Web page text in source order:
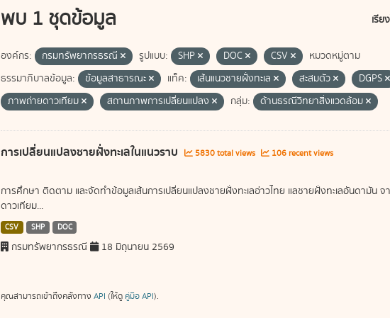
เรีย
พบ 1 ชุดข้อมูล
องค์กร: กรมทรัพยากรธรณี รูปแบบ: SHP DOC CSV
หมวดหมู่ตาม
ธรรมาภิบาลข้อมูล:
ข้อมูลสาธารณะ แท็ค: เส้นแนวชายฝั่งทะเล สะสมตัว DGPS
ภาพถ่ายดาวเทียม
สถานภาพการเปลี่ยนแปลง กลุ่ม: ด้านธรณีวิทยาสิ่งแวดล้อม
การเปลี่ยนแปลงชายฝั่งทะเลในแนวราบ 5830 total views 106 recent views
การศึกษา ติดตาม และจัดทำข้อมูลเส้นการเปลี่ยนแปลงชายฝั่งทะเลอ่าวไทย แลชายฝั่งทะเลอันดามัน
ดาวเทียม...
CSV SHP DOC
กรมทรัพยากรธรณี 18 มิถุนายน 2569
คุณสามารถเข้าถึงคลังทาง API (ให้ดู คู่มือ API).